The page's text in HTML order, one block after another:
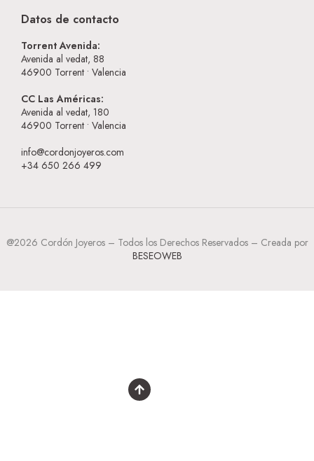
Datos de contacto
Torrent Avenida:
Avenida al vedat, 88
46900 Torrent • Valencia
CC Las Américas:
Avenida al vedat, 180
46900 Torrent • Valencia
info@cordonjoyeros.com
+34 650 266 499
@2026 Cordón Joyeros – Todos los Derechos Reservados – Creada por
BESEOWEB